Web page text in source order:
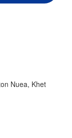
Nuea, Khet